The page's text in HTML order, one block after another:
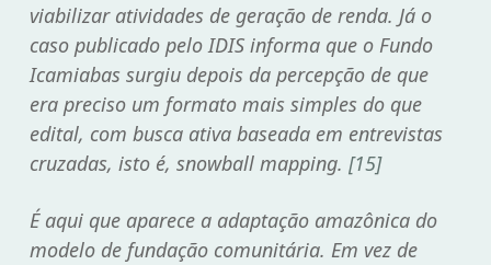
viabilizar atividades de geração de renda. Já o
caso publicado pelo IDIS informa que o Fundo
Icamiabas surgiu depois da percepção de que
era preciso um formato mais simples do que
edital, com busca ativa baseada em entrevistas
cruzadas, isto é, snowball mapping. [15]
É aqui que aparece a adaptação amazônica do
modelo de fundação comunitária. Em vez de